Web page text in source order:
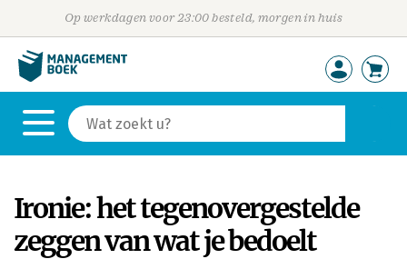
Op werkdagen voor 23:00 besteld, morgen in huis
Ironie: het tegenovergestelde
zeggen van wat je bedoelt